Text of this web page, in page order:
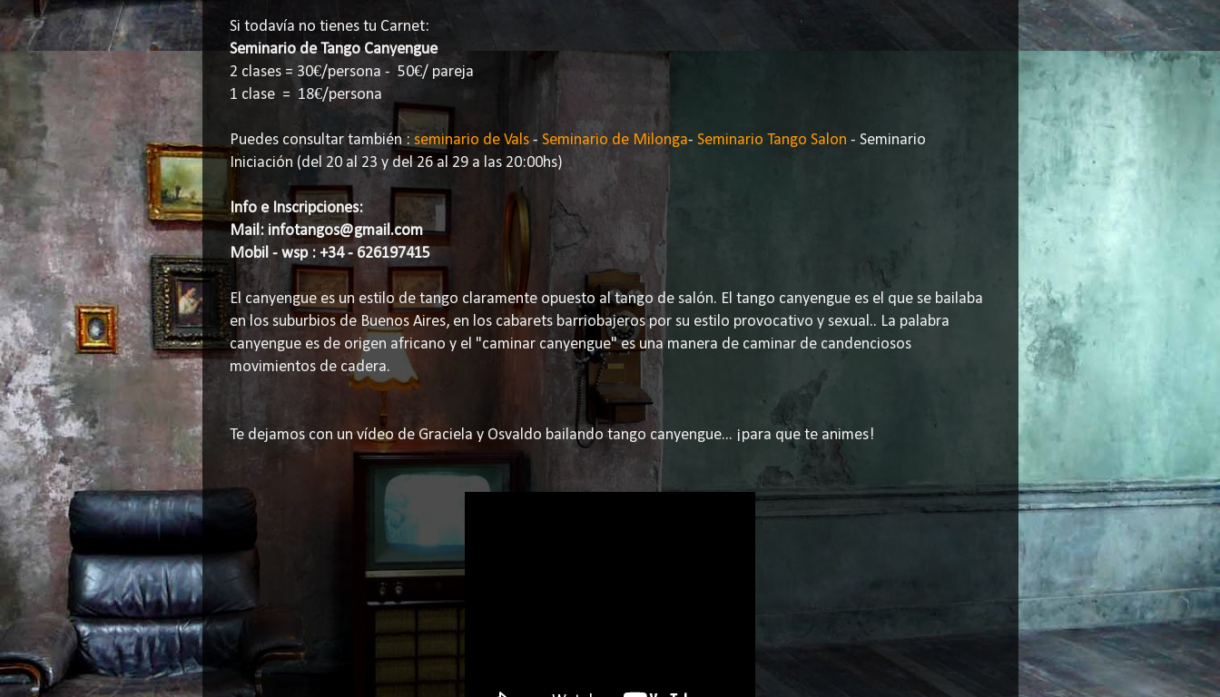
Si todavía no tienes tu Carnet:
Seminario de Tango Canyengue
2 clases = 30€/persona - 50€/ pareja
1 clase = 18€/persona
Puedes consultar también : seminario de Vals- Seminario de Milonga- Seminario Tango Salon - Seminario
Iniciación (del 20 al 23 y del 26 al 29 a las 20:00hs)
Info e Inscripciones:
Mail: infotangos@gmail.com
Mobil - wsp : +34 - 626197415
El canyengue es un estilo de tango claramente opuesto al tango de salón. El tango canyengue es el que se bailaba
en los suburbios de Buenos Aires, en los cabarets barriobajeros por su estilo provocativo y sexual.. La palabra
canyengue es de origen africano y el "caminar canyengue" es una manera de caminar de candenciosos
movimientos de cadera.
Te dejamos con un vídeo de Graciela y Osvaldo bailando tango canyengue... ¡para que te animes!